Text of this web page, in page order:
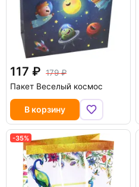
117
179
Пакет Веселый космос
В корзину
-35%